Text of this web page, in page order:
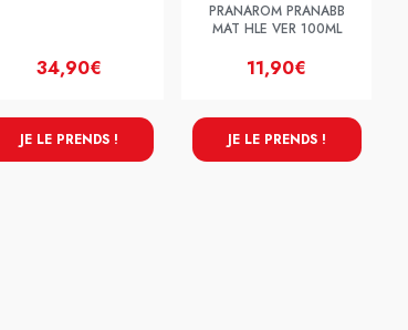
34,90€
JE LE PRENDS !
PRANAROM PRANABB
MAT HLE VER 100ML
11,90€
JE LE PRENDS !